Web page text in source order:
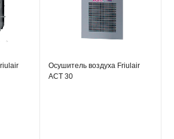
Осушитель воздуха Friulair
ACT 30